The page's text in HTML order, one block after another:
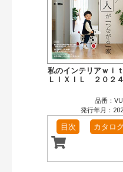
私のインテリアｗｉ
ＬＩＸＩＬ ２０２４
品番：
発行年月：
目次 カタロ